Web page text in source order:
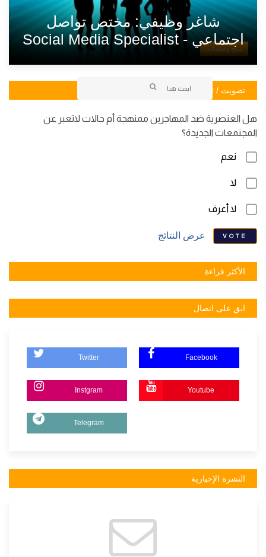
منح وخدمات
شاغر وظيفي: مختص تواصل
اجتماعي - Social Media Specialist
تصويت / تصويت
هل العنصرية ضد المهاجرين ممنهجة أم حالات لاتعبر عن
المجتمعات الجديدة؟
نعم
لا
لا أعرف
VOTE عرض النتائج
الأكثر قراءة
ابق على اتصال
Twitter Facebook
Instgram Youtube
Telegram
النشرة الإخبارية